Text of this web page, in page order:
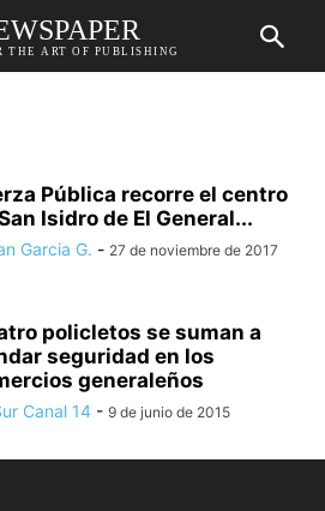
THE ART OF PUBLISHING
Pública recorre el centro
Isidro de El General...
Garcia G. - 27 de noviembre de 2017
policletos se suman a
seguridad en los
generaleños
Canal 14 - 9 de junio de 2015